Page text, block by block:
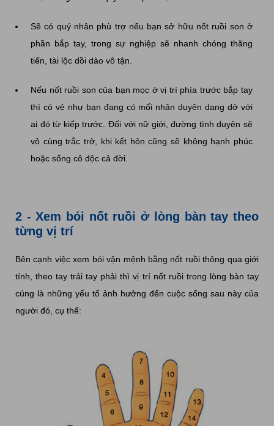
Sẽ có quý nhân phù trợ nếu bạn sở hữu nốt ruồi son ở
phần bắp tay, trong sự nghiệp sẽ nhanh chóng thăng
tiến, tài lộc dồi dào vô tận.
Nếu nốt ruồi son của bạn mọc ở vị trí phía trước bắp tay
thì có vẻ như bạn đang có mối nhân duyên dang dở với
ai đó từ kiếp trước. Đối với nữ giới, đường tình duyên sẽ
vô cùng trắc trở, khi kết hôn cũng sẽ không hạnh phúc
hoặc sống cô độc cả đời.
2 - Xem bói nốt ruồi ở lòng bàn tay theo
từng vị trí
Bên cạnh việc xem bói vận mệnh bằng nốt ruồi thông qua giới
tính, theo tay trái tay phải thì vị trí nốt ruồi trong lòng bàn tay
cúng là những yếu tố ảnh hưởng đến cuộc sống sau này của
người đó, cụ thể: